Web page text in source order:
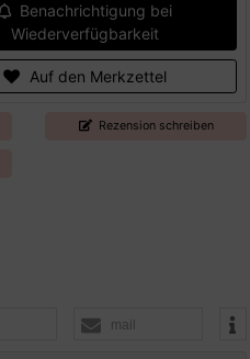
Benachrichtigung bei
Wiederverfügbarkeit
Auf den Merkzettel
Rezension schreiben
mail